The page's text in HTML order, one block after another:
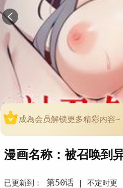
成為会员解锁更多精彩内容~
漫画名称：被召唤到
已更新到： 第50话| 不定时